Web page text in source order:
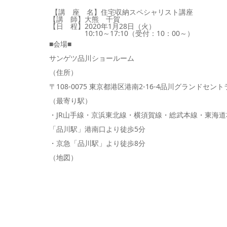
【講 座 名】住宅収納スペシャリスト講座
【講 師】大熊 千賀
【日 程】2020年1月28日（火）
10:10～17:10（受付：10：00～）
■会場■
サンゲツ品川ショールーム
（住所）
〒108-0075 東京都港区港南2-16-4品川グランドセント
（最寄り駅）
・JR山手線・京浜東北線・横須賀線・総武本線・東海
「品川駅」港南口より徒歩5分
・京急 「品川駅」より徒歩8分
（地図）